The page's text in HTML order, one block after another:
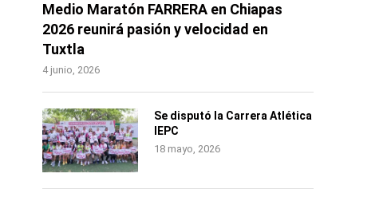
Medio Maratón FARRERA en Chiapas
2026 reunirá pasión y velocidad en
Tuxtla
4 junio, 2026
Se disputó la Carrera Atlética
IEPC
18 mayo, 2026